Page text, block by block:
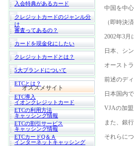
入会特典があるカード
クレジットカードのジャンル分
け
審査ってあるの？
カードを現金化にしたい
クレジットカードとは？
5大ブランドについて
ETCとは？
ETC導入
ETCの利用方法
ETCの割引サービス
ETCカードQ＆Ａ
オススメサイト
イオンクレジットカード
キャッシング情報
キャッシング情報
インターネットキャッシング
中国を中
（即時決
2002年3月
日本、シ
オースト
前述のデ
日本国内
VJAの加盟
また、銀
それらに